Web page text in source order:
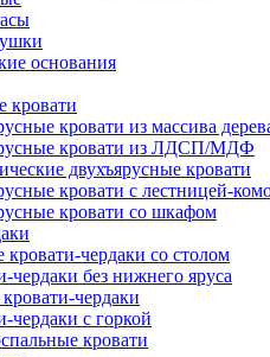
основания
кровати
кровати из массива
кровати из ЛДСП/МДФ
двухъярусные кровати
кровати с лестницей-
кровати со шкафом
кровати-чердаки со столом
чердаки без нижнего яруса
чердаки
чердаки с горкой
кровати